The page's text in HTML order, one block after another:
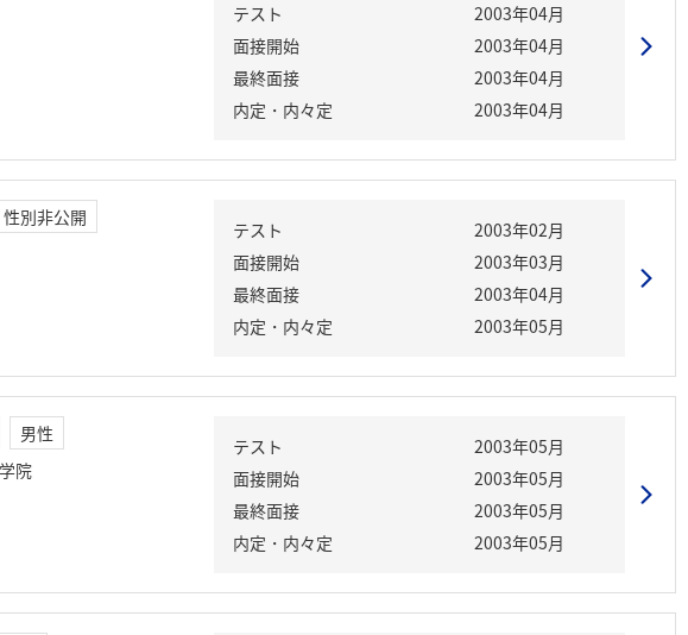
テスト
2003年04月
面接開始
2003年04月
最終面接
2003年04月
内定・内々定
2003年04月
性別非公開
テスト
2003年02月
面接開始
2003年03月
最終面接
2003年04月
内定・内々定
2003年05月
男性
院
テスト
2003年05月
面接開始
2003年05月
最終面接
2003年05月
内定・内々定
2003年05月